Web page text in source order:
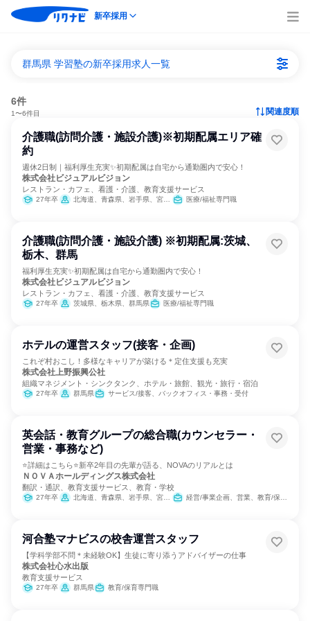
新卒採用
群馬県 学習塾の新卒採用求人一覧
6件
1〜6件目 関連度順
介護職(訪問介護・施設介護)※初期配属エリア確
約
週休2日制｜福利厚生充実✨初期配属は自宅から通勤圏内で安心！
株式会社ビジュアルビジョン
レストラン・カフェ、看護・介護、教育支援サービス
27年卒 北海道、青森県、岩手県、宮城県、秋田県、山形県、福島県、茨城県、栃木県、群馬県、埼玉県、千葉県、東京都、神奈川県、新潟県、富山県、石川県、福井県、山梨県、長野県、岐阜県、静岡県、愛知県、三重県、滋賀県、京都府、大阪府、兵庫県、奈良県、和歌山県、鳥取県、島根県、岡山県、広島県、山口県、徳島県、香川県、愛媛県、高知県、福岡県、佐賀県、長崎県、熊本県、大分県、宮崎県、鹿児島県、沖縄県 医療/福祉専門職
介護職(訪問介護・施設介護) ※初期配属:茨城、
栃木、群馬
福利厚生充実✨初期配属は自宅から通勤圏内で安心！
株式会社ビジュアルビジョン
レストラン・カフェ、看護・介護、教育支援サービス
27年卒 茨城県、栃木県、群馬県 医療/福祉専門職
ホテルの運営スタッフ(接客・企画)
これぞ村おこし！多様なキャリアが築ける＊定住支援も充実
株式会社上野振興公社
組織マネジメント・シンクタンク、ホテル・旅館、観光・旅行・宿泊
27年卒 群馬県 サービス/接客、バックオフィス・事務・受付
英会話・教育グループの総合職(カウンセラー・
営業・事務など)
⭐詳細はこちら⭐新卒2年目の先輩が語る、NOVAのリアルとは
ＮＯＶＡホールディングス株式会社
翻訳・通訳、教育支援サービス、教育・学校
27年卒 北海道、青森県、岩手県、宮城県、秋田県、山形県、福島県、茨城県、栃木県、群馬県、埼玉県、千葉県、東京都、神奈川県、新潟県、富山県、石川県、福井県、山梨県、長野県、岐阜県、静岡県、愛知県、三重県、滋賀県、京都府、大阪府、兵庫県、奈良県、和歌山県、鳥取県、島根県、岡山県、広島県、山口県、徳島県、香川県、愛媛県、高知県、福岡県、佐賀県、長崎県、熊本県、大分県、宮崎県、鹿児島県、沖縄県 経営/事業企画、営業、教育/保育専門職、バックオフィス・事務・受付、経理/税務/財務、人事、総務、法務/知財、製造・生産工程、商品企画、マーケティング・広告・宣伝
河合塾マナビスの校舎運営スタッフ
【学科学部不問＊未経験OK】生徒に寄り添うアドバイザーの仕事
株式会社心水出版
教育支援サービス
27年卒 群馬県 教育/保育専門職